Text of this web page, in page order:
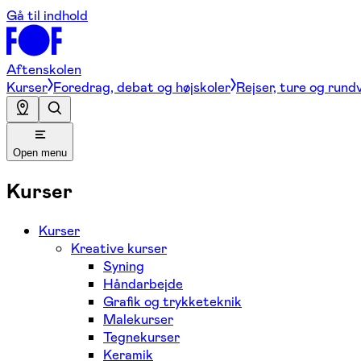
Gå til indhold
Aftenskolen
Kurser Foredrag, debat og højskoler Rejser, ture og
Open menu
Kurser
Kurser
Kreative kurser
Syning
Håndarbejde
Grafik og trykketeknik
Malekurser
Tegnekurser
Keramik